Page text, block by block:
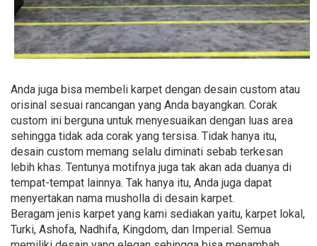
Anda juga bisa membeli karpet dengan desain custom atau
orisinal sesuai rancangan yang Anda bayangkan. Corak
custom ini berguna untuk menyesuaikan dengan luas area
sehingga tidak ada corak yang tersisa. Tidak hanya itu,
desain custom memang selalu diminati sebab terkesan
lebih khas. Tentunya motifnya juga tak akan ada duanya di
tempat-tempat lainnya. Tak hanya itu, Anda juga dapat
menyertakan nama musholla di desain karpet.
Beragam jenis karpet yang kami sediakan yaitu, karpet lokal,
Turki, Ashofa, Nadhifa, Kingdom, dan Imperial. Semua